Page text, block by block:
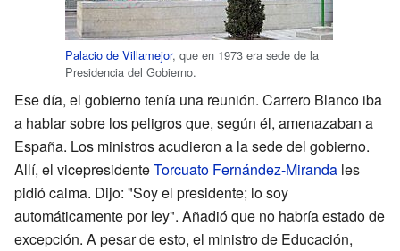
Palacio de Villamejor, que en 1973 era sede de la
Presidencia del Gobierno.
Ese día, el gobierno tenía una reunión. Carrero Blanco iba
a hablar sobre los peligros que, según él, amenazaban a
España. Los ministros acudieron a la sede del gobierno.
Allí, el vicepresidenteTorcuato Fernández-Miranda les
pidió calma. Dijo: "Soy el presidente; lo soy
automáticamente por ley". Añadió que no habría estado de
excepción. A pesar de esto, el ministro de Educación,